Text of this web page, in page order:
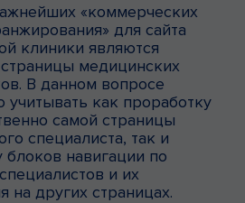
«коммерческих
для сайта
клиники являются
медицинских
В данном вопросе
учитывать как проработку
самой страницы
специалиста, так и
блоков навигации по
и их
на других страницах.